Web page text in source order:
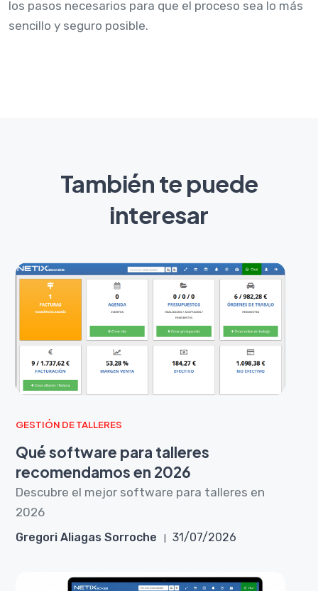
los pasos necesarios para que el proceso sea lo más
sencillo y seguro posible.
También te puede
interesar
GESTIÓN DE TALLERES
Qué software para talleres
recomendamos en 2026
Descubre el mejor software para talleres en
2026
Gregori Aliagas Sorroche 31/07/2026